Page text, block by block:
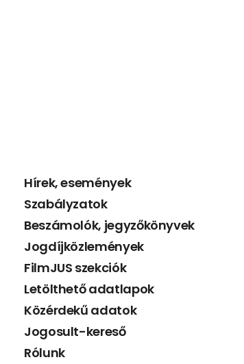
Hírek, események
Szabályzatok
Beszámolók, jegyzőkönyvek
Jogdíjközlemények
FilmJUS szekciók
Letölthető adatlapok
Közérdekű adatok
Jogosult-kereső
Rólunk